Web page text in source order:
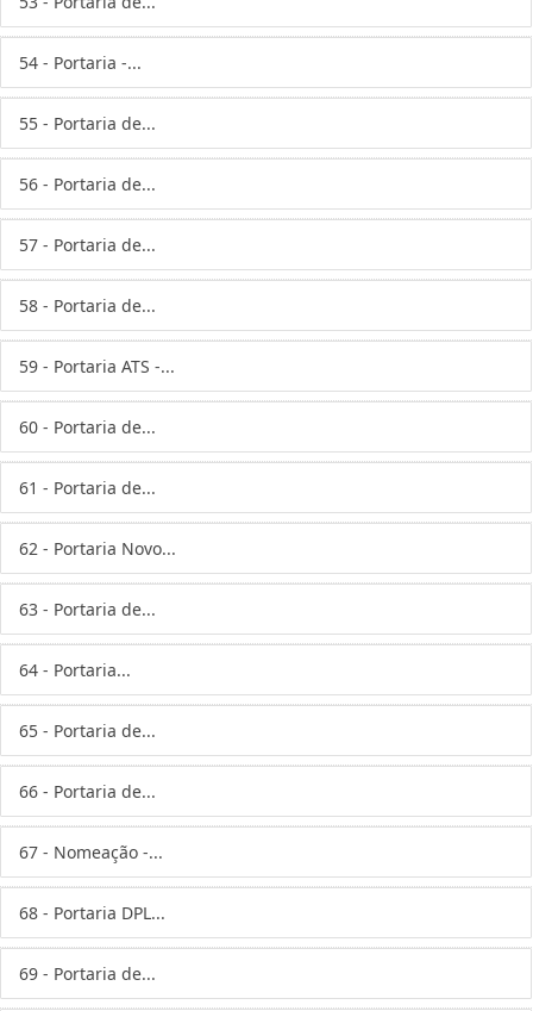
54 - Portaria -...
55 - Portaria de...
56 - Portaria de...
57 - Portaria de...
58 - Portaria de...
59 - Portaria ATS -...
60 - Portaria de...
61 - Portaria de...
62 - Portaria Novo...
63 - Portaria de...
64 - Portaria...
65 - Portaria de...
66 - Portaria de...
67 - Nomeação -...
68 - Portaria DPL...
69 - Portaria de...